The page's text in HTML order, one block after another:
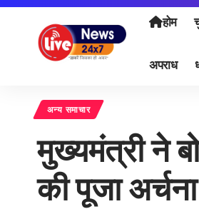
होम
अपराध
अन्य समाचार
मुख्यमंत्री ने
की पूजा अर्चना